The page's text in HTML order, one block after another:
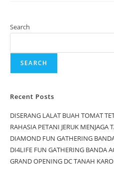
Search
SEARCH
Recent Posts
DISERANG LALAT BUAH TOMAT
RAHASIA PETANI JERUK MENJAGA
DIAMOND FUN GATHERING
DI4LIFE FUN GATHERING BANDA
GRAND OPENING DC TANAH KARO